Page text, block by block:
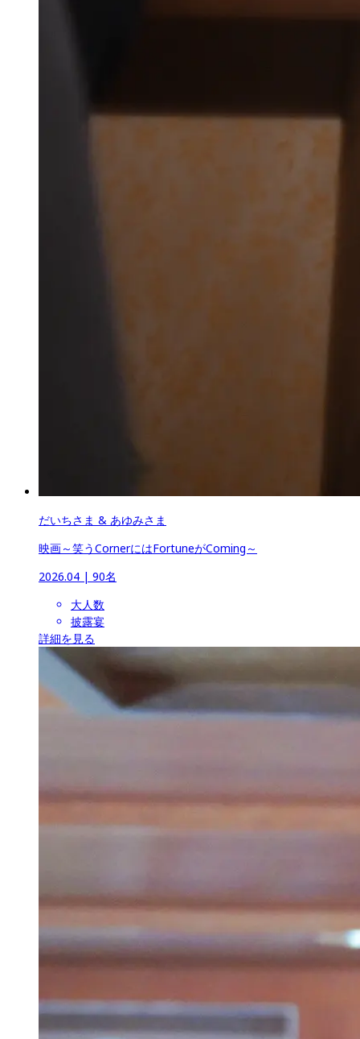
だいちさま & あゆみさま
映画～笑うCornerにはFortuneがComing～
2026.04 | 90名
大人数
披露宴
詳細を見る